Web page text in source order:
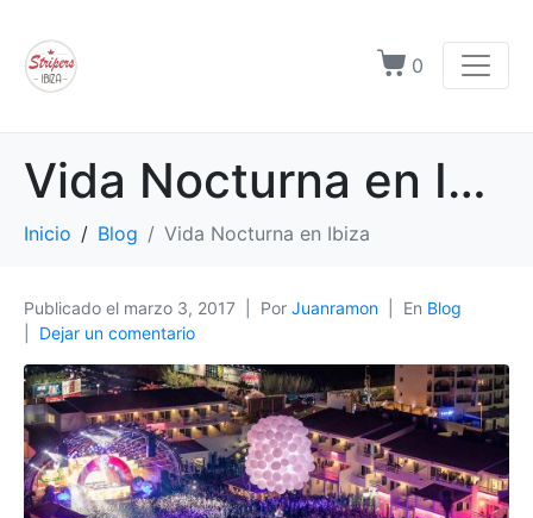
0
Vida Nocturna en Ibiza
Inicio Blog Vida Nocturna en Ibiza
Publicado el marzo 3, 2017 Por Juanramon En Blog
Dejar un comentario